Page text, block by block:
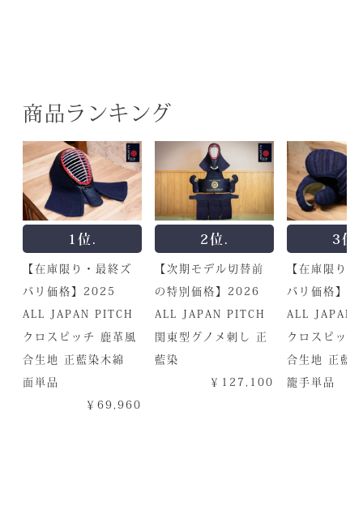
商品ランキング
1位.
【在庫限り・最終ズ
バリ価格】2025
ALL JAPAN PITCH
クロスピッチ 鹿革風
合生地 正藍染木綿
面単品
￥69,960
2位.
【次期モデル切替前
の特別価格】2026
ALL JAPAN PITCH
関東型グノメ刺し 正
藍染
￥127,100
3位.
【在庫限り
バリ価格】
ALL JAPAN
クロスピッ
合生地 正
籠手単品